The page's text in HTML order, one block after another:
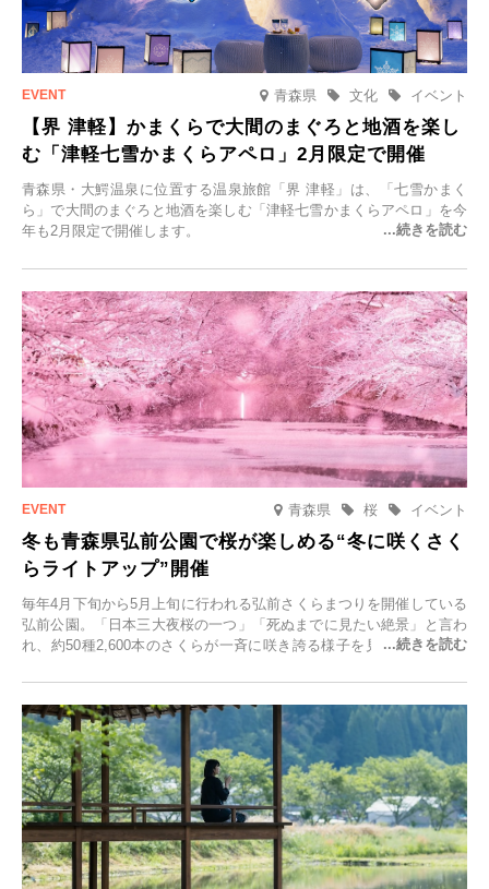
青森県 イベント
文化
【界 津軽】かまくらで大間のまぐろと地酒を楽し
む「津軽七雪かまくらアペロ」2月限定で開催
青森県・大鰐温泉に位置する温泉旅館「界 津軽」は、「七雪かまく
ら」で大間のまぐろと地酒を楽しむ「津軽七雪かまくらアペロ」を今
年も2月限定で開催します。
青森県 イベント
桜
冬も青森県弘前公園で桜が楽しめる“冬に咲くさく
らライトアップ”開催
毎年4月下旬から5月上旬に行われる弘前さくらまつりを開催している
弘前公園。「日本三大夜桜の一つ」「死ぬまでに見たい絶景」と言わ
れ、約50種2,600本のさくらが一斉に咲き誇る様子を見に、世界中か
日(月)～2026年2月28日(土)の期間、「冬に咲くさくらライトアップ」
を開催します。